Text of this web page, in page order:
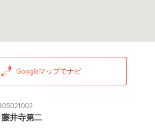
Googleマップでナビ
井寺第二